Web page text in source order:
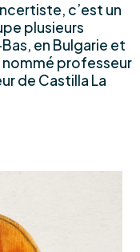
c’est un
plusieurs
en Bulgarie et
nommé professeur
de Castilla La